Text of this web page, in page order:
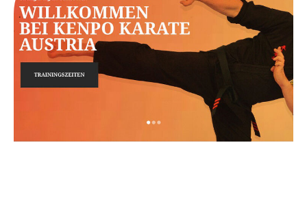
Fachgruppen-Büro
Mitglieder
Agentur gesucht?
Sie suchen eine Agentur oder Kreativen für Ihre
individuelle Herausforderung. Hier finden Sie
bestimmt den zu Ihnen passenden Profi!